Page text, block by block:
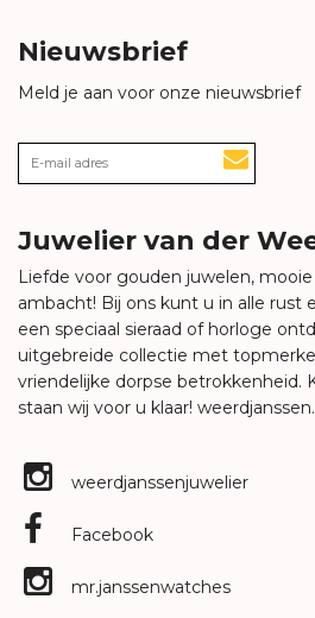
Nieuwsbrief
Meld je aan voor onze nieuwsbrief
Juwelier van der
Liefde voor gouden juwelen,
ambacht! Bij ons kunt u in alle rust
een speciaal sieraad of horloge
uitgebreide collectie met
vriendelijke dorpse betrokkenheid.
staan wij voor u klaar!
weerdjanssenjuwelier
Facebook
mr.janssenwatches